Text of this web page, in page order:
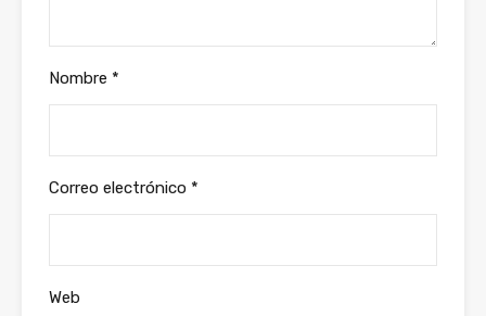
Nombre *
Correo electrónico *
Web